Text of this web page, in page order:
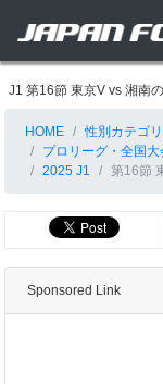
J1 第16節 東京V vs 湘南
HOME 性別カテゴ
プロリーグ・全国
2025 J1
第16節
Sponsored Link